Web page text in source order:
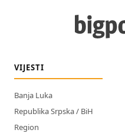
VIJESTI
Banja Luka
Republika Srpska / BiH
Region